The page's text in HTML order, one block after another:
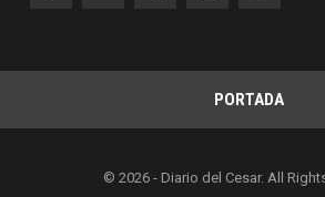
PORTADA
© 2026 - Diario del Cesar. All